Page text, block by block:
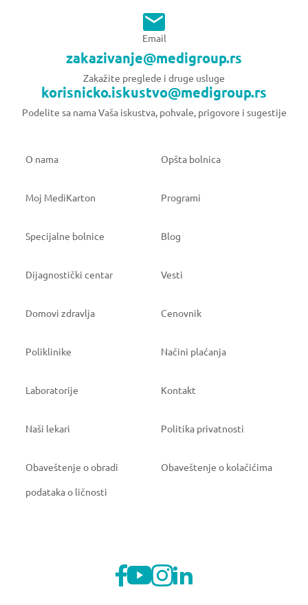
Email
zakazivanje@medigroup.rs
Zakažite preglede i druge usluge
korisnicko.iskustvo@medigroup.rs
Podelite sa nama Vaša iskustva, pohvale, prigovore i sugestije
O nama Opšta bolnica
Moj MediKarton Programi
Specijalne bolnice Blog
Dijagnostički centar Vesti
Domovi zdravlja Cenovnik
Poliklinike Načini plaćanja
Laboratorije Kontakt
Naši lekari Politika privatnosti
Obaveštenje o obradi
podataka o ličnosti
Obaveštenje o kolačićima